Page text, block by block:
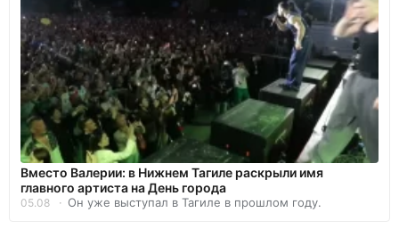
Вместо Валерии: в Нижнем Тагиле раскрыли имя
главного артиста на День города
05.08 Он уже выступал в Тагиле в прошлом году.